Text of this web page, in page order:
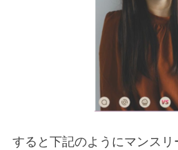
すると下記のようにマンスリ